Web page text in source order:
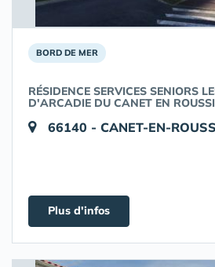
BORD DE MER
RÉSIDENCE SERVICES SENIORS
D'ARCADIE DU CANET EN
66140 - CANET-EN-
Plus d'infos